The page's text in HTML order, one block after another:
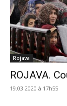
Rojava
ROJAVA.
19.03.2020 à 17h55